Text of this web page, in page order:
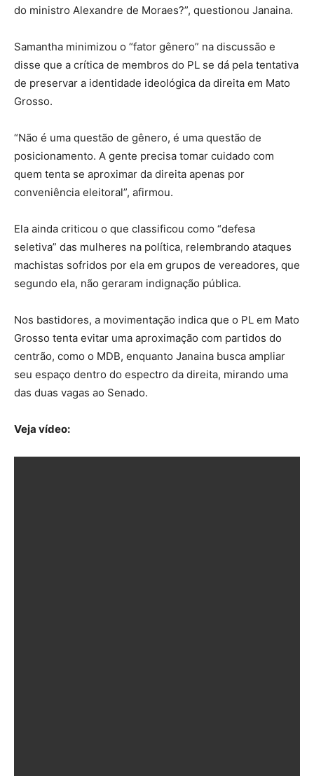
do ministro Alexandre de Moraes?”, questionou Janaina.
Samantha minimizou o “fator gênero” na discussão e
disse que a crítica de membros do PL se dá pela tentativa
de preservar a identidade ideológica da direita em Mato
Grosso.
“Não é uma questão de gênero, é uma questão de
posicionamento. A gente precisa tomar cuidado com
quem tenta se aproximar da direita apenas por
conveniência eleitoral”, afirmou.
Ela ainda criticou o que classificou como “defesa
seletiva” das mulheres na política, relembrando ataques
machistas sofridos por ela em grupos de vereadores, que
segundo ela, não geraram indignação pública.
Nos bastidores, a movimentação indica que o PL em Mato
Grosso tenta evitar uma aproximação com partidos do
centrão, como o MDB, enquanto Janaina busca ampliar
seu espaço dentro do espectro da direita, mirando uma
das duas vagas ao Senado.
Veja vídeo: